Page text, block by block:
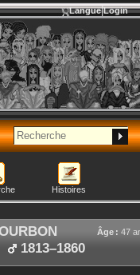
Langue Login
Histoires
Âge : 47
1813–1860